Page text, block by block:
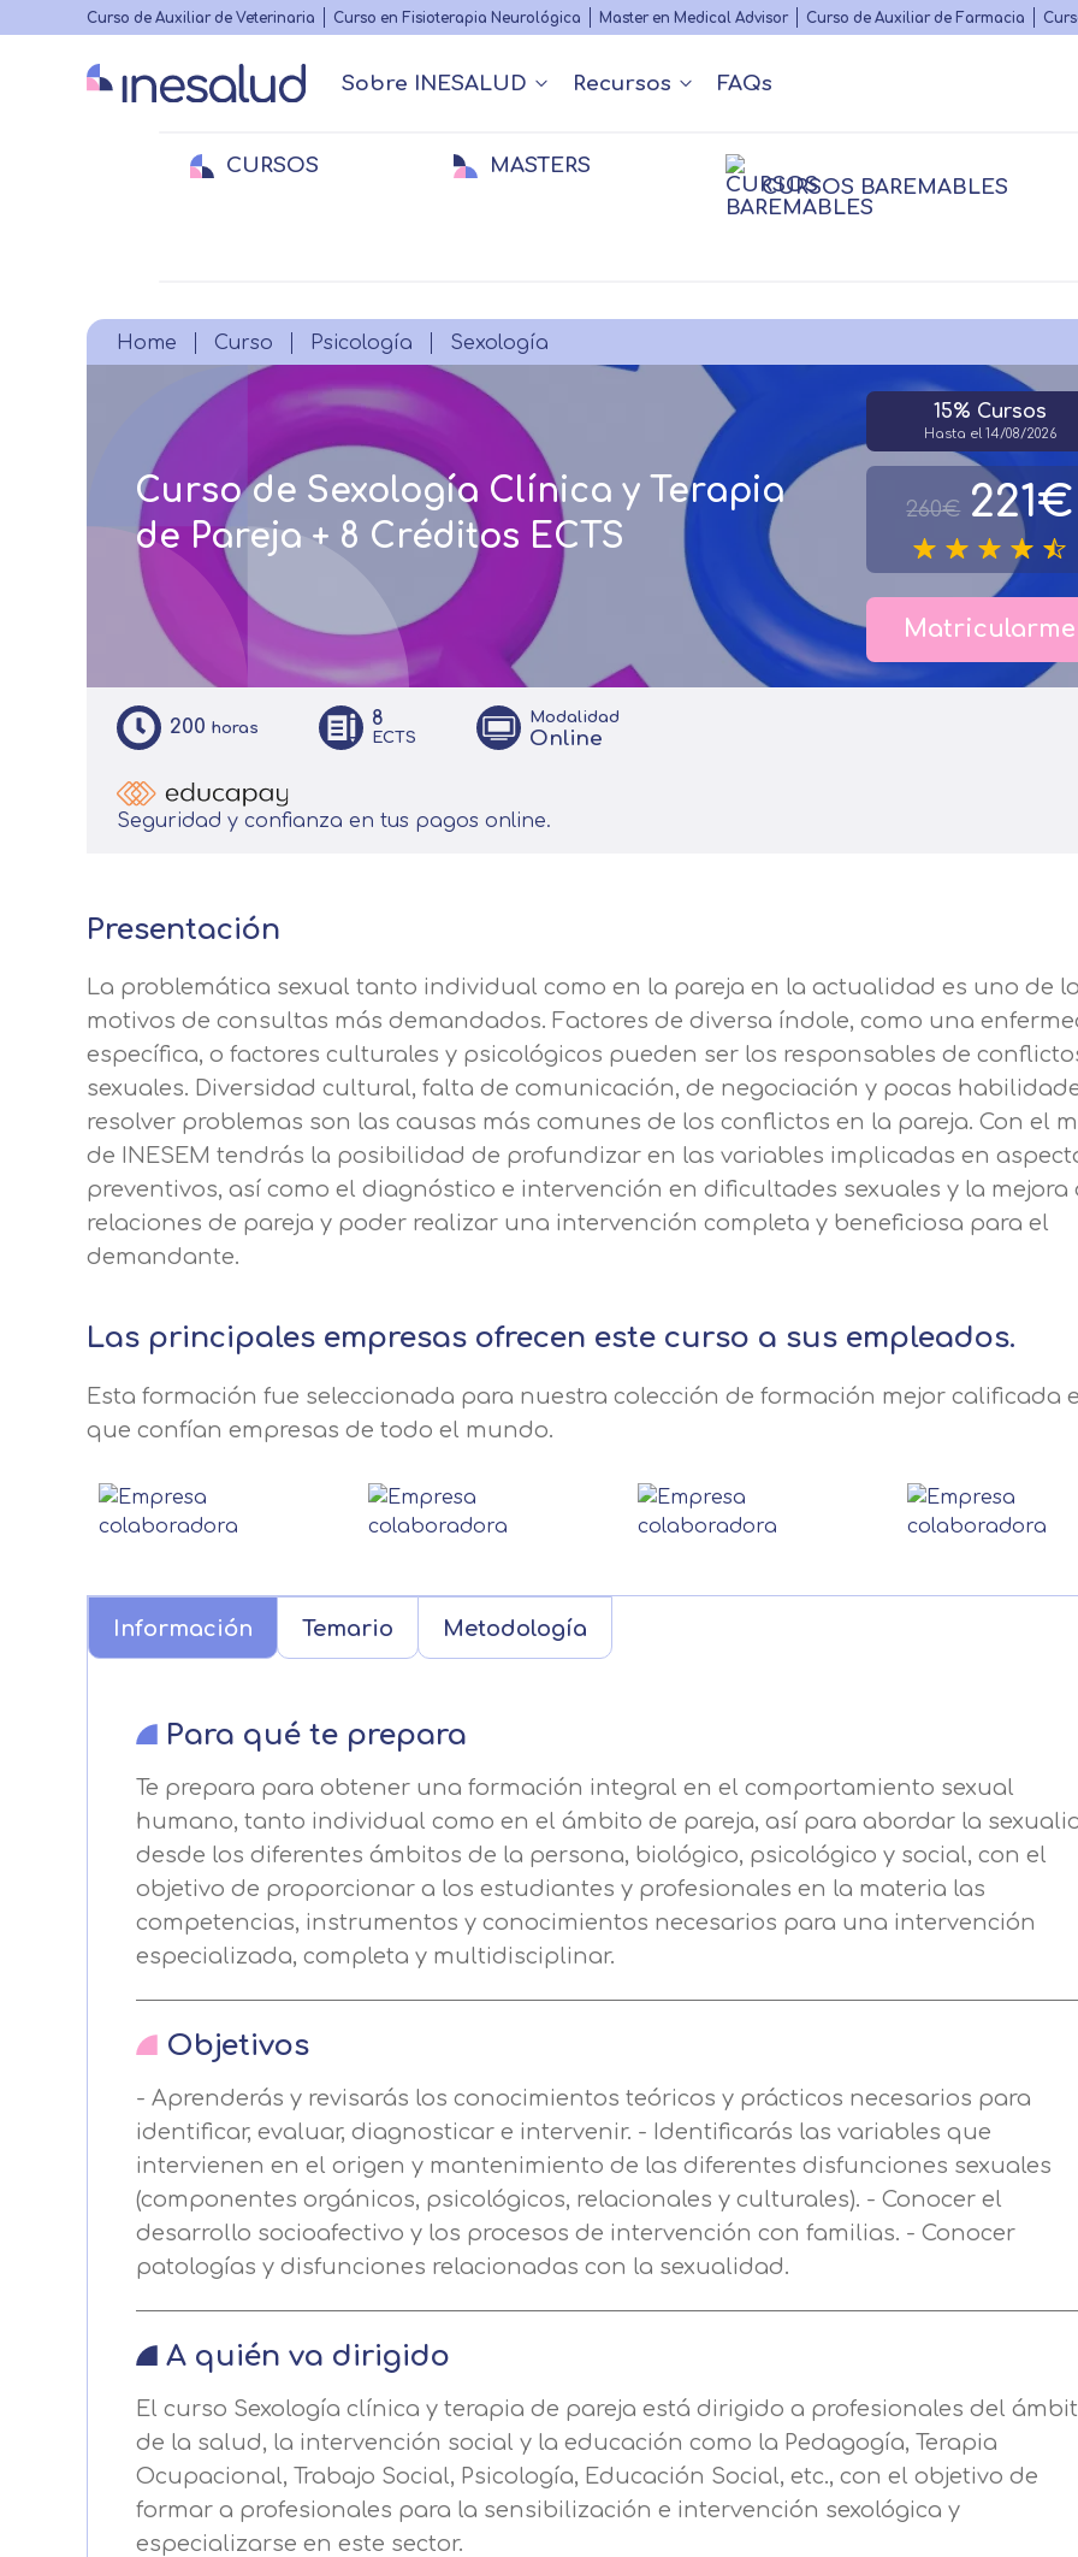
Skip
to
HighlightedCurso de Auxiliar de Veterinaria Curso en Fisioterapia Neurológica Master en Medical Advisor Curso de Auxiliar de Farmacia
Main
Sobre INESALUD
Quiénes somos Acreditaciones Nuestros contenidos
Recursos
Actualidad Sanitaria Webinars y Podcast Diccionario Médico
FAQs
Menu
CURSOS
Veterinaria Fisioterapia Logopedia
MASTERS
Veterinaria Fisioterapia
CURSOS BAREMABLES
Breadcrumb
Home Curso Psicología Sexología
Curso de Sexología Clínica y Terapia
de Pareja + 8 Créditos ECTS
15% Cursos
Hasta el 14/08/2026
260€ 221€
Matricularme
200 horas 8
ECTS
Modalidad
Online
Seguridad y confianza en tus pagos online.
Presentación
La problemática sexual tanto individual como en la pareja en la actualidad es uno de
motivos de consultas más demandados. Factores de diversa índole, como una
específica, o factores culturales y psicológicos pueden ser los responsables de
sexuales. Diversidad cultural, falta de comunicación, de negociación y pocas
resolver problemas son las causas más comunes de los conflictos en la pareja. Con el
de INESEM tendrás la posibilidad de profundizar en las variables implicadas en
preventivos, así como el diagnóstico e intervención en dificultades sexuales y la mejora
relaciones de pareja y poder realizar una intervención completa y beneficiosa para el
demandante.
Las principales empresas ofrecen este curso a sus empleados.
Esta formación fue seleccionada para nuestra colección de formación mejor calificada
que confían empresas de todo el mundo.
Información Temario Metodología
Para qué te prepara
Te prepara para obtener una formación integral en el comportamiento sexual
humano, tanto individual como en el ámbito de pareja, así para abordar la
desde los diferentes ámbitos de la persona, biológico, psicológico y social, con el
objetivo de proporcionar a los estudiantes y profesionales en la materia las
competencias, instrumentos y conocimientos necesarios para una intervención
especializada, completa y multidisciplinar.
Objetivos
- Aprenderás y revisarás los conocimientos teóricos y prácticos necesarios para
identificar, evaluar, diagnosticar e intervenir. - Identificarás las variables que
intervienen en el origen y mantenimiento de las diferentes disfunciones sexuales
(componentes orgánicos, psicológicos, relacionales y culturales). - Conocer el
desarrollo socioafectivo y los procesos de intervención con familias. - Conocer
patologías y disfunciones relacionadas con la sexualidad.
A quién va dirigido
El curso Sexología clínica y terapia de pareja está dirigido a profesionales del
de la salud, la intervención social y la educación como la Pedagogía, Terapia
Ocupacional, Trabajo Social, Psicología, Educación Social, etc., con el objetivo de
formar a profesionales para la sensibilización e intervención sexológica y
especializarse en este sector.
Solicitar información
Mail
Mensaje
Información básica sobre Protección de Datos .
Nombre
Telefono
Email
Haz clic aquí
Responsable EUROINNOVA BUSINESS SCHOOL,
S.L. Finalidad Información académica y comercial
Consentimiento del interesado Destinatarios
Encargados del tratamiento para cumplir con las
finalidades Derechos Acceder, rectificar y suprimir
Información adicional
Acepto el tratamiento de mis datos con la finalidad prevista
en la información básica
Matricularme
Centro de preferencia de privacidad
Utilizamos cookies propias y de terceros para mejorar nuestros servicios relacionados
análisis de tus hábitos de navegación. En caso de que rechace las cookies, no
funcionamiento de las distintas funcionalidades de nuestra página web.
Puede obtener más información en nuestra política de cookies.
Después de aceptar, no volveremos a mostrarle este mensaje.